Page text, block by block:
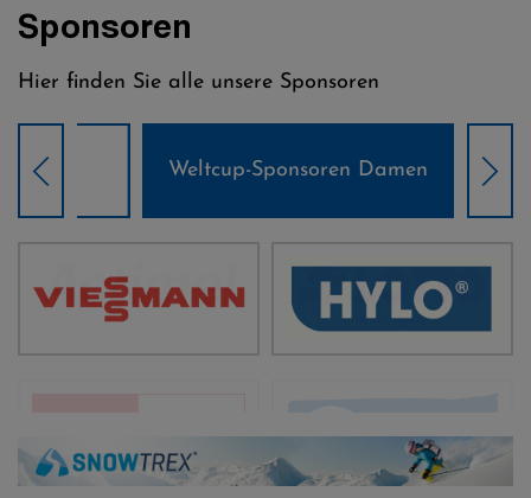
Sponsoren
Hier finden Sie alle unsere Sponsoren
Weltcup-Sponsoren Damen